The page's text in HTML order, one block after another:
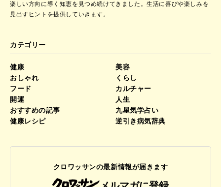
楽しい方向に導く知恵を見つめ続けてきました。生活に喜びや楽しみを
見出すヒントを提供していきます。
カテゴリー
健康
美容
おしゃれ
くらし
フード
カルチャー
開運
人生
おすすめの記事
九星気学占い
健康レシピ
逆引き病気辞典
クロワッサンの最新情報が届きます